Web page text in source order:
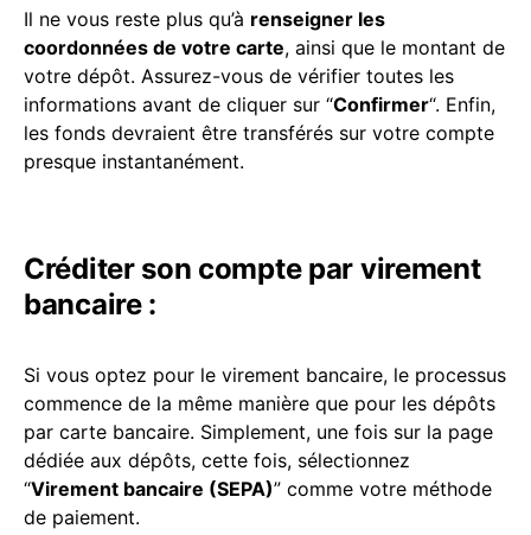
Il ne vous reste plus qu’à renseigner les
coordonnées de votre carte, ainsi que le montant de
votre dépôt. Assurez-vous de vérifier toutes les
informations avant de cliquer sur “Confirmer“. Enfin,
les fonds devraient être transférés sur votre compte
presque instantanément.
Créditer son compte par virement
bancaire :
Si vous optez pour le virement bancaire, le processus
commence de la même manière que pour les dépôts
par carte bancaire. Simplement, une fois sur la page
dédiée aux dépôts, cette fois, sélectionnez
“Virement bancaire (SEPA)” comme votre méthode
de paiement.